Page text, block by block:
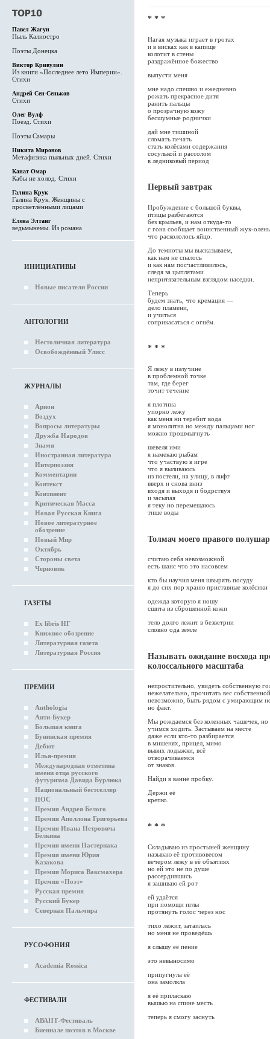
Павел Жагун
Пыль Калиостро
Поэты Донецка
Виктор Кривулин
Из книги «Последнее лето Империи».
Стихи
Андрей Сен-Сеньков
Стихи
Олег Вулф
Поезд. Стихи
Поэты Самары
Никита Миронов
Метафизика пыльных дней. Стихи
Канат Омар
Кабы не холод. Стихи
Галина Крук
Галина Крук. Женщины с
просветлёнными лицами
Елена Элтанг
ведьмынемы. Из романа
ИНИЦИАТИВЫ
Новые писатели России
АНТОЛОГИИ
Нестоличная литература
Освобождённый Улисс
ЖУРНАЛЫ
Арион
Воздух
Вопросы литературы
Дружба Народов
Знамя
Иностранная литература
Интерпоэзия
Комментарии
Контекст
Континент
Критическая Масса
Новая Русская Книга
Новое литературное
обозрение
Новый Мир
Октябрь
Стороны света
Черновик
ГАЗЕТЫ
Ex libris НГ
Книжное обозрение
Литературная газета
Литературная Россия
ПРЕМИИ
Anthologia
Анти-Букер
Большая книга
Бунинская премия
Дебют
Илья-премия
Международная отметина
имени отца русского
футуризма Давида Бурлюка
Национальный бестселлер
НОС
Премия Андрея Белого
Премия Аполлона Григорьева
Премия Ивана Петровича
Белкина
Премия имени Пастернака
Премия имени Юрия
Казакова
Премия Мориса Ваксмахера
Премия «Поэт»
Русская премия
Русский Букер
Северная Пальмира
РУСОФОНИЯ
Academia Rossica
ФЕСТИВАЛИ
АВАНТ-Фестиваль
Биеннале поэтов в Москве
* * *
Нагая музыка играет в гротах
и в висках как в капище
колотит в стены
раздражённое божество
выпусти меня
мне надо спешно и ежедневно
рожать прекрасное дитя
ранить пальцы
о прозрачную кожу
бесшумные роднички
дай мне тишиной
сломать печать
стать колёсами содержания
сосулькой и рассолом
в ледниковый период
Первый завтрак
Пробуждение с большой буквы,
птицы разбегаются
без крыльев, и нам откуда-то
с гона сообщает воинственный жук-
что раскололось яйцо.
До темноты мы высказываем,
как нам не спалось
и как нам посчастливилось,
следя за цыплятами
непритязательным взглядом наседки.
Теперь
будем знать, что кремация —
дело пламени,
и учиться
соприкасаться с огнём.
* * *
Я лежу в излучине
в проблемной точке
там, где берег
точит течение
я плотина
упорно лежу
как меня ни теребит вода
я монолитна но между пальцами ног
можно прошмыгнуть
шевеля ими
я намекаю рыбам
что участвую в игре
что я выливаюсь
из постели, на улицу, в лифт
вверх и снова вниз
входя и выходя и бодрствуя
и засыпая
я теку но перемещаюсь
тише воды
Толмач моего правого
считаю себя невозможной
есть шанс что это насовсем
кто бы научил меня швырять посуду
я до сих пор храню приставные колёсики
одежда которую я ношу
сшита из сброшенной кожи
тело долго лежит в безветрии
словно ода земле
Называть ожидание восхода
колоссального масштаба
непростительно, увидеть собственную
нежелательно, прочитать вес
невозможно, быть рядом с умирающим
но факт.
Мы рождаемся без коленных чашечек, но
учимся ходить. Застываем на месте
даже если кто-то разбирается
в мишенях, прицел, мимо
вывих лодыжки, всё
отворачиваемся
от знаков.
Найди в ванне пробку.
Держи её
крепко.
* * *
Складываю из простыней женщину
называю её противовесом
вечером лежу в её объятиях
но ей это не по душе
рассердившись
я зашиваю ей рот
ей удаётся
при помощи иглы
протянуть голос через нос
тихо лежит, затаилась
но меня не проведёшь
я слышу её пение
это невыносимо
припугнула её
она замолкла
я её приласкаю
вышью на спине месть
теперь я смогу заснуть